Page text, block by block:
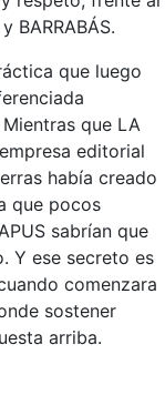
BARRABÁS.
que luego
que LA
editorial
había creado
que pocos
sabrían que
Y ese secreto es
comenzara
sostener
arriba.